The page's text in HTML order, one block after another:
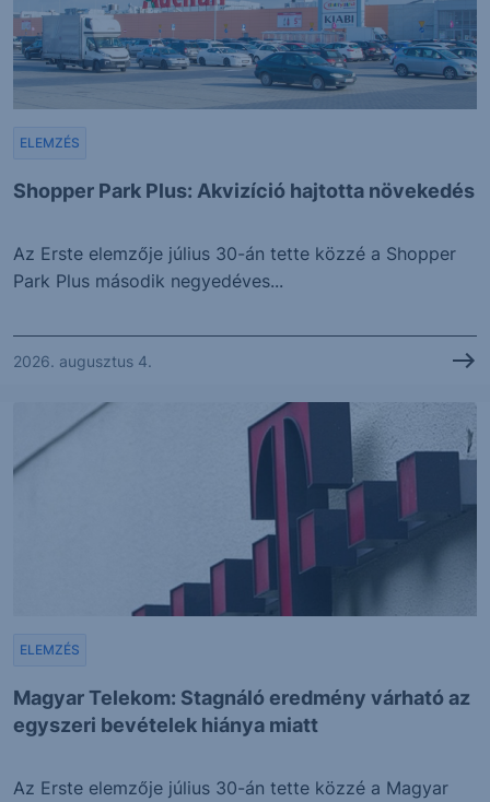
Shopper Park Plus: Akvizíció hajtotta növekedés
ELEMZÉS
Az Erste elemzője július 30-án tette közzé a Shopper
Park Plus második negyedéves...
2026. augusztus 4.
Magyar Telekom: Stagnáló eredmény várható az
egyszeri bevételek hiánya miatt
ELEMZÉS
Az Erste elemzője július 30-án tette közzé a Magyar